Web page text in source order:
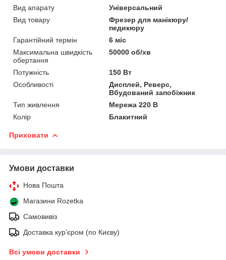
Вид апарату
Універсальний
Вид товару
Фрезер для манікюру/
педикюру
Гарантійний термін
6 міс
Максимальна швидкість
обертання
50000 об/хв
Потужність
150 Вт
Особливості
Дисплей, Реверс,
Вбудований запобіжник
Тип живлення
Мережа 220 В
Колір
Блакитний
Приховати
Умови доставки
Нова Пошта
Магазини Rozetka
Самовивіз
Доставка кур'єром (по Києву)
Всі умови доставки